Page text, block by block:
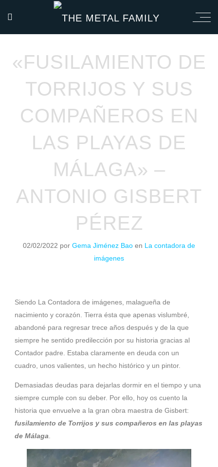
«FUSILAMIENTO DE
TORRIJOS Y SUS
COMPAÑEROS EN
LAS PLAYAS DE
MÁLAGA» –
ANTONIO GISBERT
PÉREZ
02/02/2022 por Gema Jiménez Bao en La contadora de
imágenes
Siendo La Contadora de imágenes, malagueña de
nacimiento y corazón. Tierra ésta que apenas vislumbré,
abandoné para regresar trece años después y de la que
siempre he sentido predilección por su historia gracias al
Contador padre. Estaba claramente en deuda con un
cuadro, unos valientes, un hecho histórico y un pintor.
Demasiadas deudas para dejarlas dormir en el tiempo y una
siempre cumple con su deber. Por ello, hoy os cuento la
historia que envuelve a la gran obra maestra de Gisbert:
fusilamiento de Torrijos y sus compañeros en las playas
de Málaga